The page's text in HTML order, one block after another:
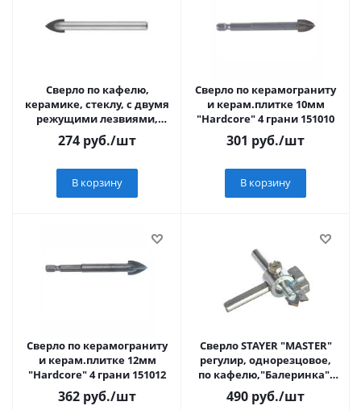
Сверло по кафелю,
керамике, стеклу, с двумя
режущими лезвиями,
цилиндрический
хвостовик, 10 мм, STAY
274 руб./шт
В корзину
Сверло по керамограниту
и керам.плитке 10мм
"Hardcore" 4 грани 151010
301 руб./шт
В корзину
Сверло по керамограниту
и керам.плитке 12мм
"Hardcore" 4 грани 151012
362 руб./шт
Сверло STAYER "MASTER"
регулир, однорезцовое,
по кафелю,"Балеринка",
d=20-90мм, в блистере
490 руб./шт